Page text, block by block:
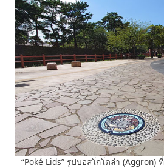
“Poké Lids” รูปบอสโกโดล่า (Aggron)